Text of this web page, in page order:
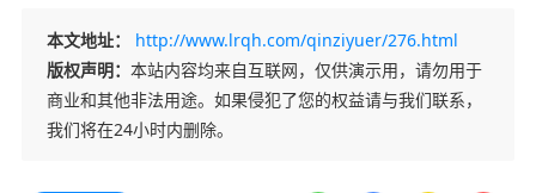
本文地址：
http://www.lrqh.com/qinziyuer/276.html
版权声明： 本站内容均来自互联网，仅供演示用，请勿用于
商业和其他非法用途。如果侵犯了您的权益请与我们联系，
我们将在24小时内删除。